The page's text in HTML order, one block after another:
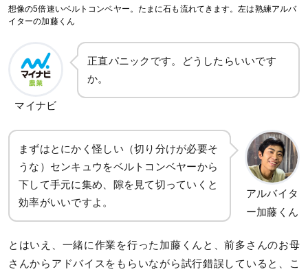
想像の5倍速いベルトコンベヤー。たまに石も流れてきます。左は熟練アルバ
イターの加藤くん
マイナビ
正直パニックです。どうしたらいいです
か。
まずはとにかく怪しい（切り分けが必要そ
うな）センキュウをベルトコンベヤーから
下して手元に集め、隙を見て切っていくと
効率がいいですよ。
アルバイタ
ー加藤くん
とはいえ、一緒に作業を行った加藤くんと、前多さんのお母
さんからアドバイスをもらいながら試行錯誤していると、こ